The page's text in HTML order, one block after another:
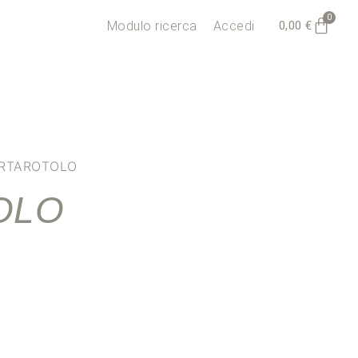
Modulo ricerca Accedi 0,00€
0